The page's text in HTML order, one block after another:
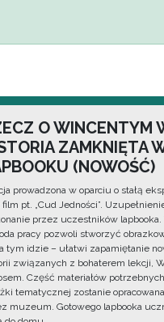
O WINCENTYM
ZAMKNIĘTA
(NOWOŚĆ)
prowadzona w oparciu o stałą
film pt. „Cud Jedności”.
przez uczestników lapbooka.
pracy pozwoli stworzyć
tym idzie – ułatwi zapamiętanie
związanych z bohaterem lekcji,
Część materiałów
tematycznej zostanie
muzeum. Gotowego lapbooka